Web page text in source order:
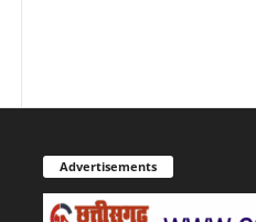
Advertisements